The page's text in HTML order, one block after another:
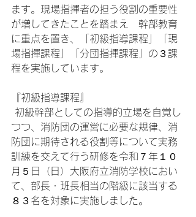
ます。現場指揮者の担う役割の重要性
が増してきたことを踏まえ　幹部教育
に重点を置き、「初級指導課程」「現
場指揮課程」「分団指揮課程」の３課
程を実施しています。
『初級指導課程』
つつ、消防団の運営に必要な規律、消
防団に期待される役割等について実務
訓練を交えて行う研修を令和７年１０
月５日（日）大阪府立消防学校におい
て、部長・班長相当の階級に該当する
８３名を対象に実施しました。